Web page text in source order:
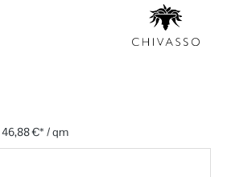
46,88 €* / qm